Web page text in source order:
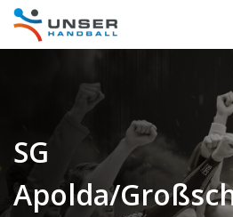
SG
Apolda/